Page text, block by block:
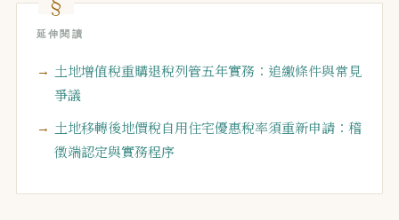
延伸閱讀
土地增值稅重購退稅列管五年實務：追繳條件與常見
爭議
土地移轉後地價稅自用住宅優惠稅率須重新申請：稽
徵端認定與實務程序